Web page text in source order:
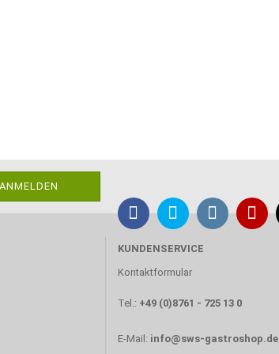
KUNDENSERVICE
Kontaktformular
Tel.: +49 (0)8761 - 725 13 0
E-Mail: info@sws-gastroshop.de